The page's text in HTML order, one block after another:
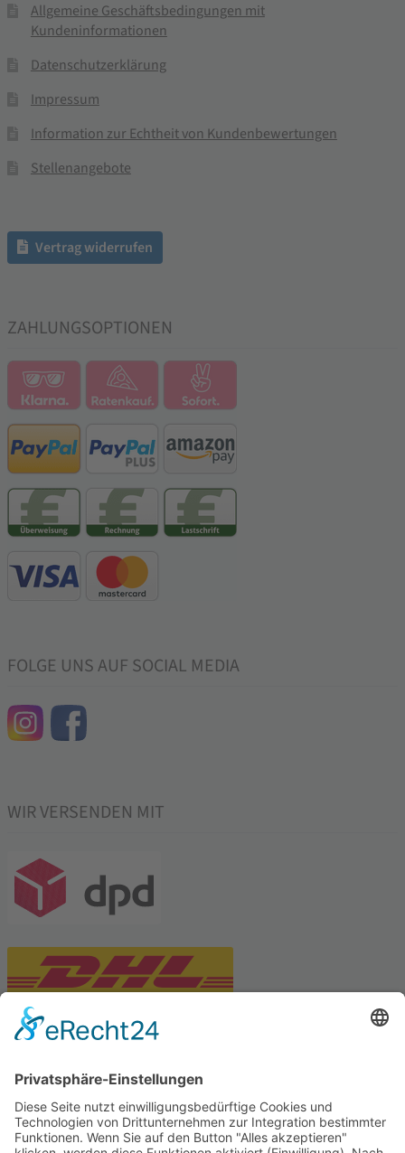
Allgemeine Geschäftsbedingungen mit
Kundeninformationen
Datenschutzerklärung
Impressum
Information zur Echtheit von Kundenbewertungen
Stellenangebote
Vertrag widerrufen
ZAHLUNGSOPTIONEN
FOLGE UNS AUF SOCIAL MEDIA
WIR VERSENDEN MIT
Tekal – Textile Lebensqualität
Exklusive moderne & Orientteppiche